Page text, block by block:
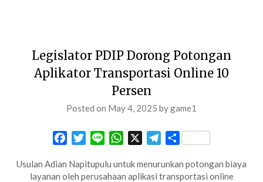
Legislator PDIP Dorong Potongan
Aplikator Transportasi Online 10
Persen
Posted on May 4, 2025 bygame1
FacebookTwitterLine WhatsApp Telegram
Share
Usulan Adian Napitupulu untuk menurunkan potongan biaya
layanan oleh perusahaan aplikasi transportasi online